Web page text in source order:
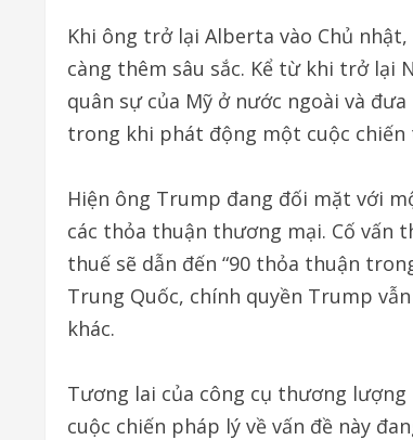
Khi ông trở lại Alberta vào Chủ
càng thêm sâu sắc. Kể từ khi trở
quân sự của Mỹ ở nước ngoài và
trong khi phát động một cuộc
Hiện ông Trump đang đối mặt với
các thỏa thuận thương mại. Cố vấn
thuế sẽ dẫn đến “90 thỏa thuận
Trung Quốc, chính quyền Trump
khác.
Tương lai của công cụ thương
cuộc chiến pháp lý về vấn đề này